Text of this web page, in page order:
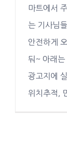
마트에서
는 기사님
안전하게
둬~ 아래는
광고지에
위치추적,